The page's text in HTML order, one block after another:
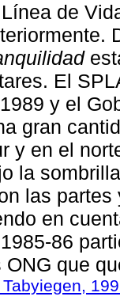
de
El
y el
gran
y en el
la
las
en
86
ONG que